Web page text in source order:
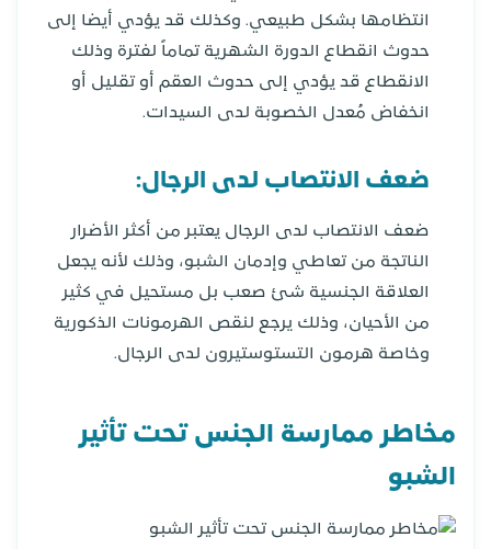
انتظامها بشكل طبيعي. وكذلك قد يؤدي أيضا إلى
حدوث انقطاع الدورة الشهرية تماماً لفترة وذلك
الانقطاع قد يؤدي إلى حدوث العقم أو تقليل أو
انخفاض مُعدل الخصوبة لدى السيدات.
ضعف الانتصاب لدى الرجال:
ضعف الانتصاب لدى الرجال يعتبر من أكثر الأضرار
الناتجة من تعاطي وإدمان الشبو، وذلك لأنه يجعل
العلاقة الجنسية شئ صعب بل مستحيل في كثير
من الأحيان، وذلك يرجع لنقص الهرمونات الذكورية
وخاصة هرمون التستوستيرون لدى الرجال.
مخاطر ممارسة الجنس تحت تأثير
الشبو